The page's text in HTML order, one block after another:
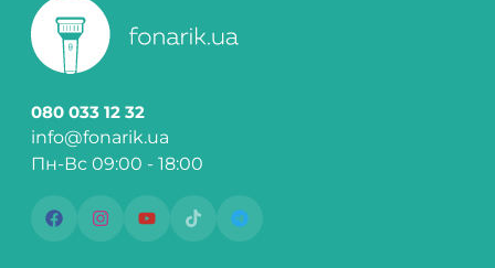
080 033 12 32
info@fonarik.ua
Пн-Вс 09:00 - 18:00